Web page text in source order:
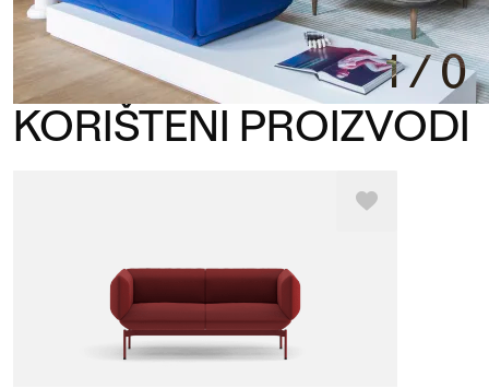
1/0
KORIŠTENI PROIZVODI